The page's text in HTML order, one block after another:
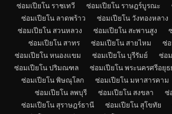
ซ่อมเปียโน ราชเทวี
ซ่อมเปียโน ราษฎร์บูรณะ
ซ่อมเปียโน ลาดพร้าว
ซ่อมเปียโน วังทองหลาง
ซ่อมเปียโน สวนหลวง
ซ่อมเปียโน สะพานสูง
ซ่อมเปียโน สาทร
ซ่อมเปียโน สายไหม
ซ่
ซ่อมเปียโน หนองแขม
ซ่อมเปียโน บุรีรัมย์
ซ่อ
ซ่อมเปียโน ปริมณฑล
ซ่อมเปียโน พระนครศรีอยุธ
ซ่อมเปียโน พิษณุโลก
ซ่อมเปียโน มหาสารคาม
ซ่อมเปียโน ลพบุรี
ซ่อมเปียโน สงขลา
ซ่
ซ่อมเปียโน สุราษฎร์ธานี
ซ่อมเปียโน สุโขทัย